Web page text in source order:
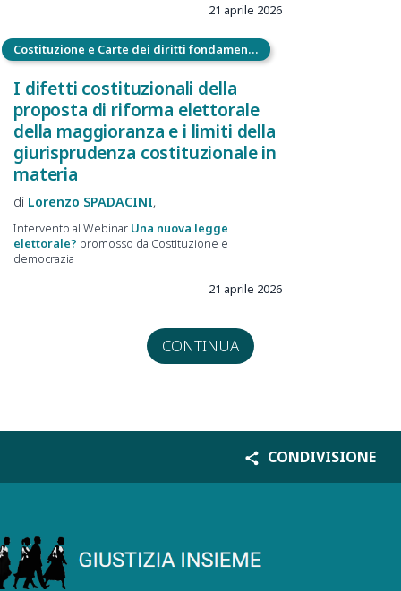
21 aprile 2026
Costituzione e Carte dei diritti fondamentali
I difetti costituzionali della
proposta di riforma elettorale
della maggioranza e i limiti della
giurisprudenza costituzionale in
materia
Lorenzo SPADACINI
Intervento al Webinar Una nuova legge
elettorale? promosso da Costituzione e
democrazia
21 aprile 2026
CONTINUA
CONDIVISIONE